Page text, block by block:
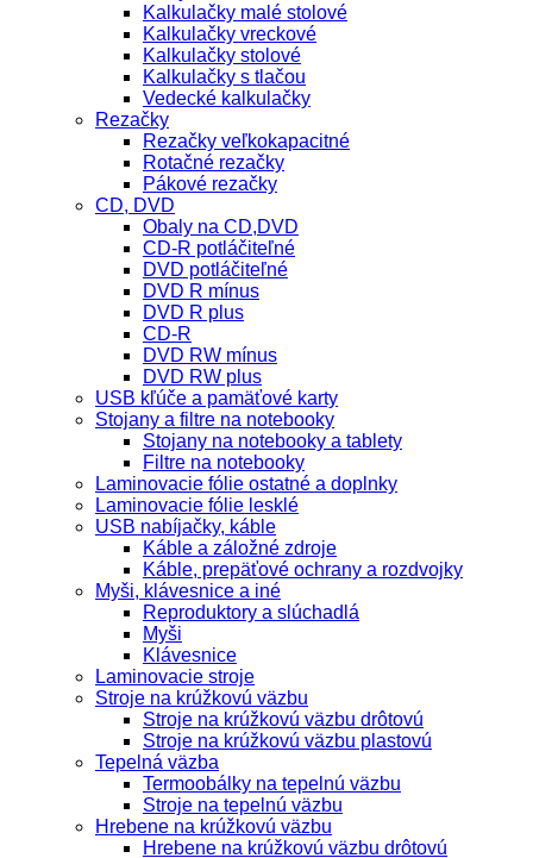
Kalkulačky malé stolové
Kalkulačky vreckové
Kalkulačky stolové
Kalkulačky s tlačou
Vedecké kalkulačky
Rezačky
Rezačky veľkokapacitné
Rotačné rezačky
Pákové rezačky
CD, DVD
Obaly na CD,DVD
CD-R potláčiteľné
DVD potláčiteľné
DVD R mínus
DVD R plus
CD-R
DVD RW mínus
DVD RW plus
USB kľúče a pamäťové karty
Stojany a filtre na notebooky
Stojany na notebooky a tablety
Filtre na notebooky
Laminovacie fólie ostatné a doplnky
Laminovacie fólie lesklé
USB nabíjačky, káble
Káble a záložné zdroje
Káble, prepäťové ochrany a rozdvojky
Myši, klávesnice a iné
Reproduktory a slúchadlá
Myši
Klávesnice
Laminovacie stroje
Stroje na krúžkovú väzbu
Stroje na krúžkovú väzbu drôtovú
Stroje na krúžkovú väzbu plastovú
Tepelná väzba
Termoobálky na tepelnú väzbu
Stroje na tepelnú väzbu
Hrebene na krúžkovú väzbu
Hrebene na krúžkovú väzbu drôtovú